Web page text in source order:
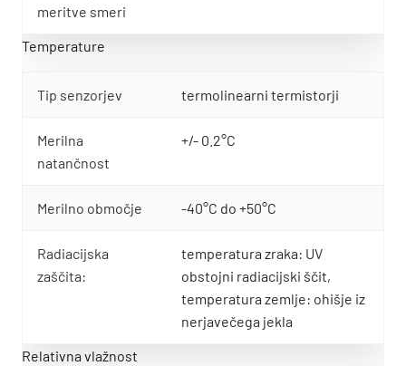
meritve smeri
Temperature
Tip senzorjev termolinearni termistorji
Merilna
natančnost
+/- 0.2°C
Merilno območje -40°C do +50°C
Radiacijska
zaščita:
temperatura zraka: UV
obstojni radiacijski ščit,
temperatura zemlje: ohišje iz
nerjavečega jekla
Relativna vlažnost